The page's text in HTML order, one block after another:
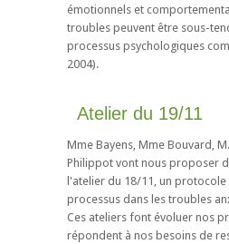
émotionnels et
troubles peuvent être sous-
processus psychologiques
2004).
Atelier du 19/11
Mme Bayens, Mme Bouvard,
Philippot vont nous proposer
l'atelier du 18/11, un
processus dans les troubles
Ces ateliers font évoluer nos
répondent à nos besoins de